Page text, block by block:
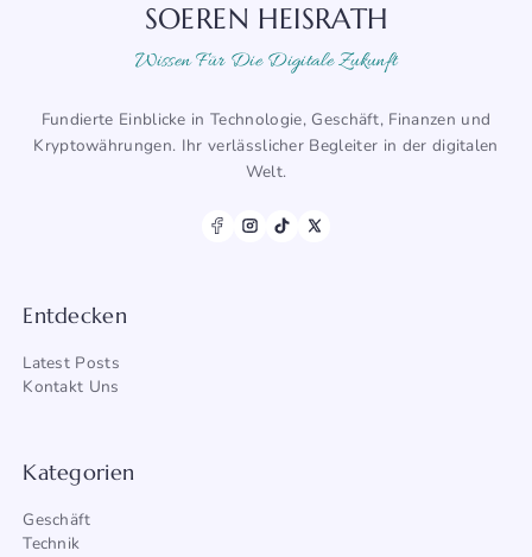
SOEREN HEISRATH
Wissen Für Die Digitale Zukunft
Fundierte Einblicke in Technologie, Geschäft, Finanzen und
Kryptowährungen. Ihr verlässlicher Begleiter in der digitalen
Welt.
Entdecken
Latest Posts
Kontakt Uns
Kategorien
Geschäft
Technik